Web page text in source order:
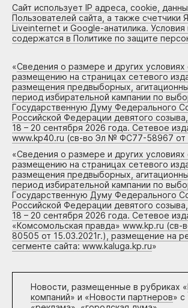
Сайт использует IP адреса, cookie,
Пользователей сайта, а также счетчики
Liveinternet и Google-анатилика. Условия
содержатся в Политике по защите
«Сведения о размере и других условиях
размещению на страницах сетевого
размещения предвыборных,
период избирательной кампании по
Государственную Думу Федерального
Российской Федерации девятого
18 – 20 сентября 2026 года. Сетевое
www.kp40.ru (св-во Эл № ФС77-58967 от
«Сведения о размере и других условиях
размещению на страницах сетевого
размещения предвыборных,
период избирательной кампании по
Государственную Думу Федерального
Российской Федерации девятого
18 – 20 сентября 2026 года. Сетевое
«Комсомольская правда» www.kp.ru
80505 от 15.03.2021г.), размещение на
сегменте сайта: www.kaluga.kp.ru»
Новости, размещенные в рубриках «
компаний» и «Новости партнеров» с